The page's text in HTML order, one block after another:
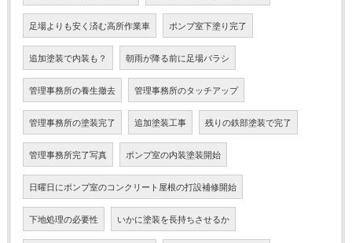
足場よりも安く済む高所作業車 ポンプ室下塗り完了
追加塗装で内装も？ 朝雨が降る前に足場バラシ
管理事務所の養生撤去 管理事務所のタッチアップ
管理事務所の塗装完了 追加塗装工事 残りの鉄部塗装で完了
管理事務所完了写真 ポンプ室の内装塗装開始
日曜日にポンプ室のコンクリート屋根の打設補修開始
下地処理の必要性 いかに塗装を長持ちさせるか